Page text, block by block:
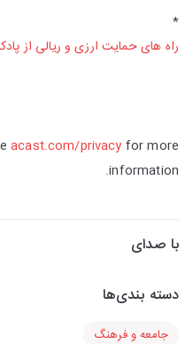
*
راه های حمایت ارزی و ریالی از
acast.com/privacy for more
information.
با صدای
دسته بندی‌ها
جامعه و فرهنگ